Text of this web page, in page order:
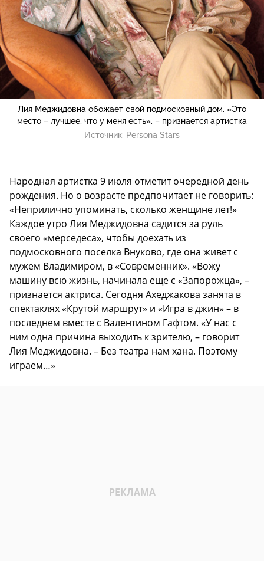
Лия Меджидовна обожает свой подмосковный дом. «Это
место – лучшее, что у меня есть», – признается артистка
Источник: Persona Stars
Народная артистка 9 июля отметит очередной день
рождения. Но о возрасте предпочитает не говорить:
«Неприлично упоминать, сколько женщине лет!»
Каждое утро Лия Меджидовна садится за руль
своего «мерседеса», чтобы доехать из
подмосковного поселка Внуково, где она живет с
мужем Владимиром, в «Современник». «Вожу
машину всю жизнь, начинала еще с «Запорожца», –
признается актриса. Сегодня Ахеджакова занята в
спектаклях «Крутой маршрут» и «Игра в джин» – в
последнем вместе с Валентином Гафтом. «У нас с
ним одна причина выходить к зрителю, – говорит
Лия Меджидовна. – Без театра нам хана. Поэтому
играем…»